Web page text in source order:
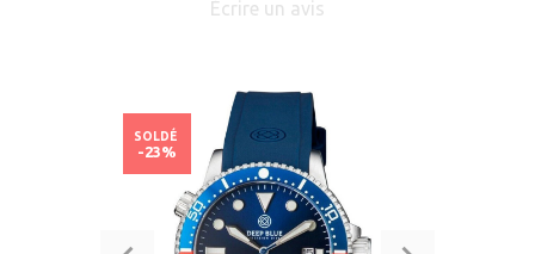
Écrire un avis
SOLDÉ
-23%